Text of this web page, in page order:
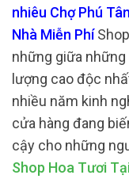
nhiêu Chợ Phú
Nhà Miễn Phí
những giữa
lượng cao độc
nhiều năm kinh
cửa hàng đang
cậy cho những
Shop Hoa Tươi